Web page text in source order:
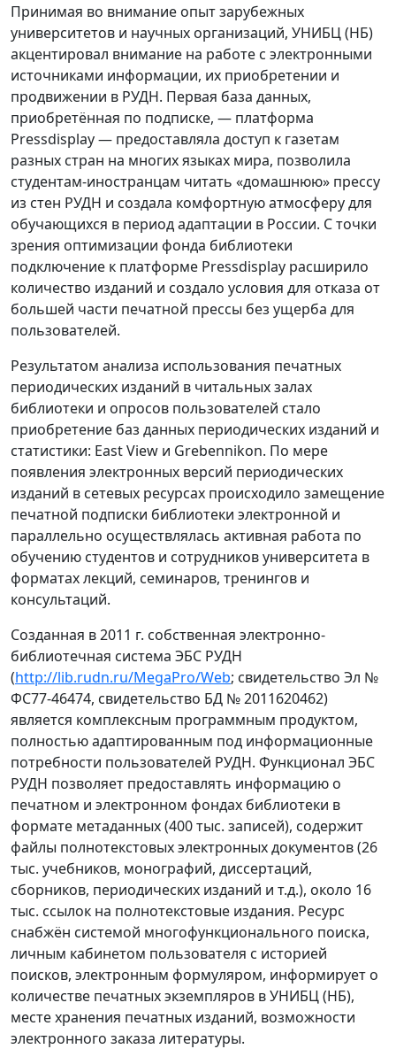
Принимая во внимание опыт зарубежных
университетов и научных организаций, УНИБЦ (НБ)
акцентировал внимание на работе с электронными
источниками информации, их приобретении и
продвижении в РУДН. Первая база данных,
приобретённая по подписке, — платформа
Pressdisplay — предоставляла доступ к газетам
разных стран на многих языках мира, позволила
студентам-иностранцам читать «домашнюю» прессу
из стен РУДН и создала комфортную атмосферу для
обучающихся в период адаптации в России. С точки
зрения оптимизации фонда библиотеки
подключение к платформе Pressdisplay расширило
количество изданий и создало условия для отказа от
большей части печатной прессы без ущерба для
пользователей.
Результатом анализа использования печатных
периодических изданий в читальных залах
библиотеки и опросов пользователей стало
приобретение баз данных периодических изданий и
статистики: East View и Grebennikon. По мере
появления электронных версий периодических
изданий в сетевых ресурсах происходило замещение
печатной подписки библиотеки электронной и
параллельно осуществлялась активная работа по
обучению студентов и сотрудников университета в
форматах лекций, семинаров, тренингов и
консультаций.
Созданная в 2011 г. собственная электронно-
библиотечная система ЭБС РУДН
(http://lib.rudn.ru/MegaPro/Web; свидетельство Эл №
ФС77-46474, свидетельство БД № 2011620462)
является комплексным программным продуктом,
полностью адаптированным под информационные
потребности пользователей РУДН. Функционал ЭБС
РУДН позволяет предоставлять информацию о
печатном и электронном фондах библиотеки в
формате метаданных (400 тыс. записей), содержит
файлы полнотекстовых электронных документов (26
тыс. учебников, монографий, диссертаций,
сборников, периодических изданий и т.д.), около 16
тыс. ссылок на полнотекстовые издания. Ресурс
снабжён системой многофункционального поиска,
личным кабинетом пользователя с историей
поисков, электронным формуляром, информирует о
количестве печатных экземпляров в УНИБЦ (НБ),
месте хранения печатных изданий, возможности
электронного заказа литературы.